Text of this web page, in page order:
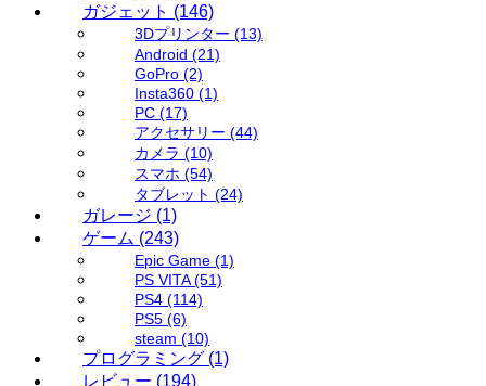
ガジェット (146)
3Dプリンター (13)
Android (21)
GoPro (2)
Insta360 (1)
PC (17)
アクセサリー (44)
カメラ (10)
スマホ (54)
タブレット (24)
ガレージ (1)
ゲーム (243)
Epic Game (1)
PS VITA(51)
PS4 (114)
PS5 (6)
steam (10)
プログラミング (1)
レビュー (194)